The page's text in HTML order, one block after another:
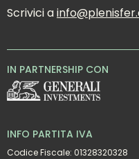
Scrivici a
IN PARTNERSHIP CON
INFO PARTITA IVA
Codice Fiscale: 01328320328